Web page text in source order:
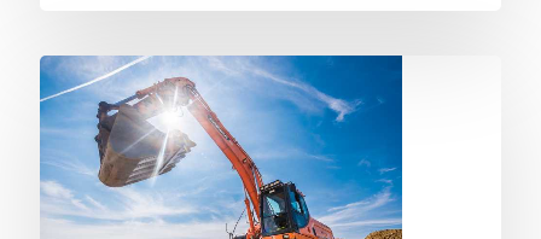
Biztató
bővüléssel
nyitotta
évet
a
magyar